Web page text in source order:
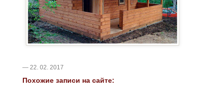
— 22. 02. 2017
Похожие записи на сайте: